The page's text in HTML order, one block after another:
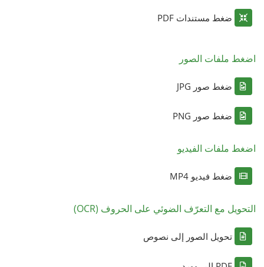
ضغط مستندات PDF
اضغط ملفات الصور
ضغط صور JPG
ضغط صور PNG
اضغط ملفات الفيديو
ضغط فيديو MP4
التحويل مع التعرّف الضوئي على الحروف (OCR)
تحويل الصور إلى نصوص